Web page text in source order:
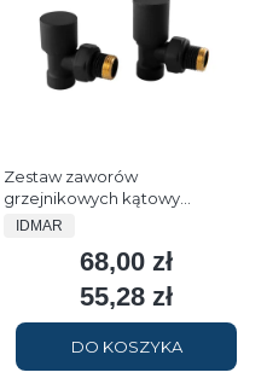
Zestaw zaworów
grzejnikowych kątowy
(regulacyjny + odcinający)
PRODUCENT
IDMAR
Cena
68,00 zł
Cena
55,28 zł
DO KOSZYKA